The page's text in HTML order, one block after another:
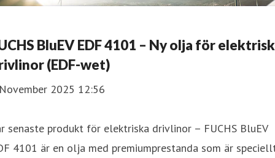
BluEV EDF 4101 – Ny olja för
(EDF-wet)
2025 12:56
senaste produkt för elektriska drivlinor – FUCHS BluEV
4101 är en olja med premiumprestanda som är